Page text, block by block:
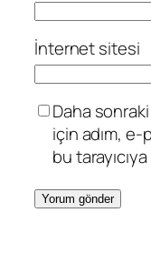
İnternet sitesi
Daha sonraki
için adım,
bu